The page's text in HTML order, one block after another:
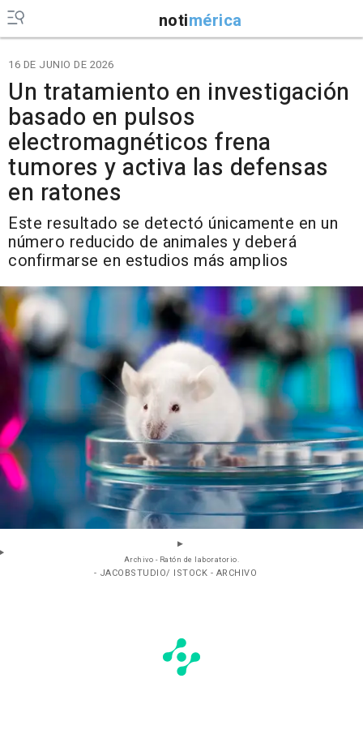
notimérica
16 DE JUNIO DE 2026
Un tratamiento en investigación
basado en pulsos
electromagnéticos frena
tumores y activa las defensas
en ratones
Este resultado se detectó únicamente en un
número reducido de animales y deberá
confirmarse en estudios más amplios
Archivo - Ratón de laboratorio.
- JACOBSTUDIO/ ISTOCK - ARCHIVO